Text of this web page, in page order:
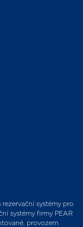
systémy pro
systémy firmy PEAR
provozem